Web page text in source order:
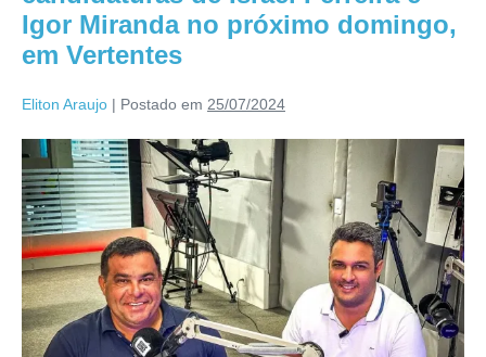
Igor Miranda no próximo domingo,
em Vertentes
Eliton Araujo | Postado em 25/07/2024